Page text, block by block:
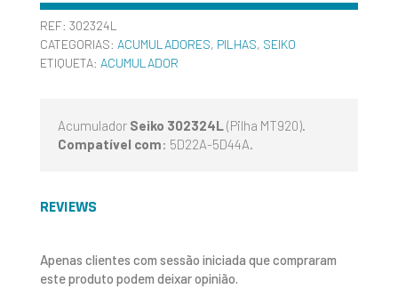
REF: 302324L
CATEGORIAS: ACUMULADORES, PILHAS, SEIKO
ETIQUETA: ACUMULADOR
Acumulador Seiko 302324L(Pilha MT920).
Compatível com: 5D22A-5D44A.
REVIEWS
Apenas clientes com sessão iniciada que compraram
este produto podem deixar opinião.